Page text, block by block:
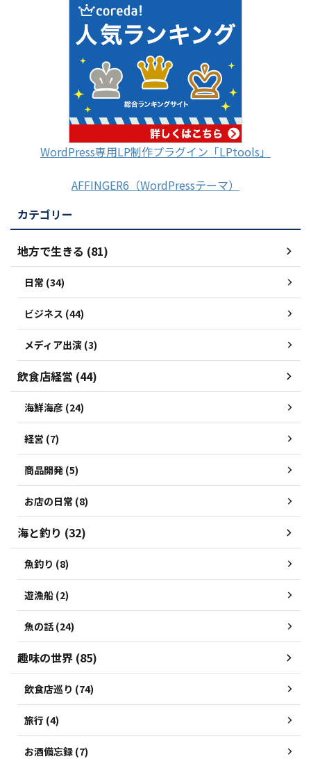
WordPress専用LP制作プラグイン「LPtools」
AFFINGER6（WordPressテーマ）
カテゴリー
地方で生きる (81)
日常 (34)
ビジネス (44)
メディア出演 (3)
飲食店経営 (44)
海鮮海彦 (24)
経営 (7)
商品開発 (5)
お店の日常 (8)
海と釣り (32)
魚釣り (8)
遊漁船 (2)
魚の話 (24)
趣味の世界 (85)
飲食店巡り (74)
旅行 (4)
お酒備忘録 (7)